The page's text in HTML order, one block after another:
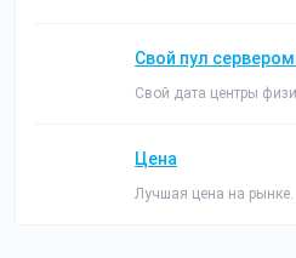
Свой пул
Свой дата центры
Цена
Лучшая цена на рынке.